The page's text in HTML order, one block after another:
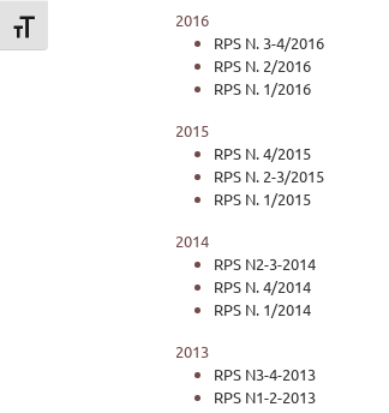
Attiva/disattiva dimensione testo
2016
RPS N. 3-4/2016
RPS N. 2/2016
RPS N. 1/2016
2015
RPS N. 4/2015
RPS N. 2-3/2015
RPS N. 1/2015
2014
RPS N2-3-2014
RPS N. 4/2014
RPS N. 1/2014
2013
RPS N3-4-2013
RPS N1-2-2013